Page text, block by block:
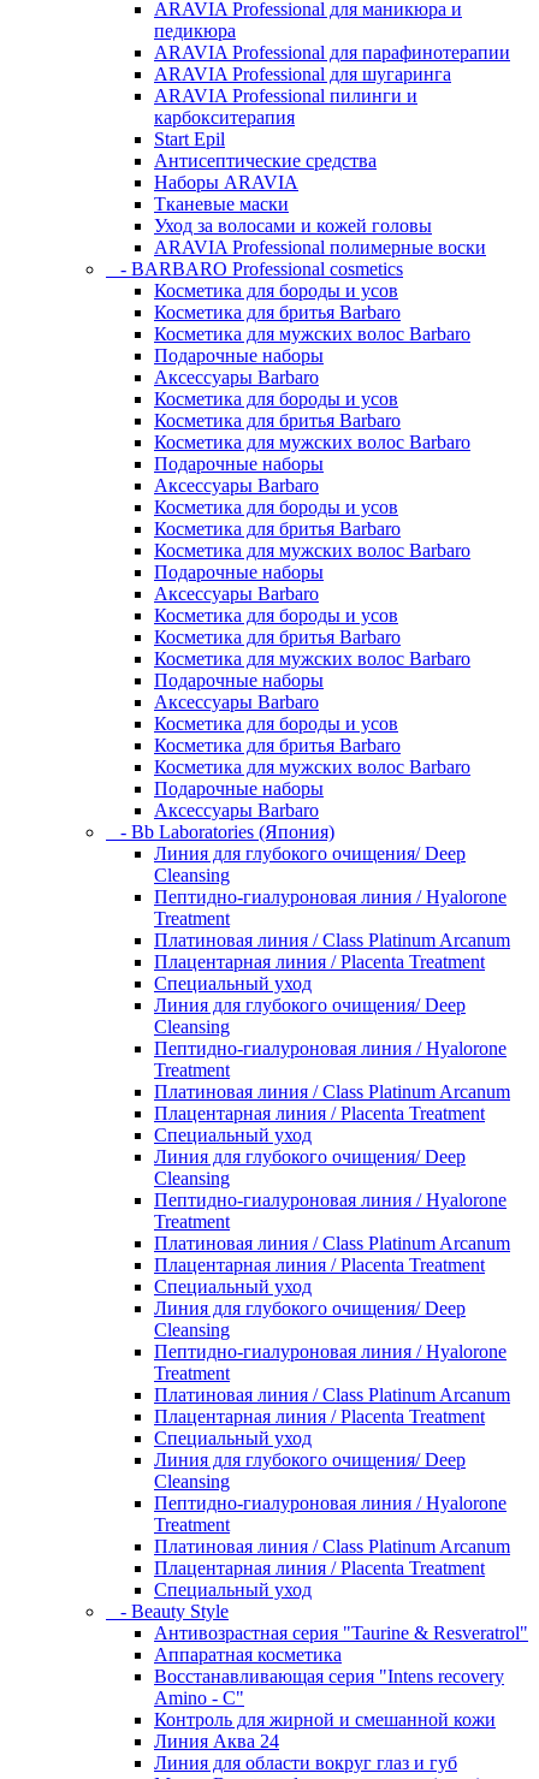
ARAVIA Professional для маникюра и
педикюра
ARAVIA Professional для парафинотерапии
ARAVIA Professional для шугаринга
ARAVIA Professional пилинги и
карбокситерапия
Start Epil
Антисептические средства
Наборы ARAVIA
Тканевые маски
Уход за волосами и кожей головы
ARAVIA Professional полимерные воски
- BARBARO Professional cosmetics
Косметика для бороды и усов
Косметика для бритья Barbaro
Косметика для мужских волос Barbaro
Подарочные наборы
Аксессуары Barbaro
Косметика для бороды и усов
Косметика для бритья Barbaro
Косметика для мужских волос Barbaro
Подарочные наборы
Аксессуары Barbaro
Косметика для бороды и усов
Косметика для бритья Barbaro
Косметика для мужских волос Barbaro
Подарочные наборы
Аксессуары Barbaro
Косметика для бороды и усов
Косметика для бритья Barbaro
Косметика для мужских волос Barbaro
Подарочные наборы
Аксессуары Barbaro
Косметика для бороды и усов
Косметика для бритья Barbaro
Косметика для мужских волос Barbaro
Подарочные наборы
Аксессуары Barbaro
- Bb Laboratories (Япония)
Линия для глубокого очищения/ Deep
Cleansing
Пептидно-гиалуроновая линия / Hyalorone
Treatment
Платиновая линия / Class Platinum Arcanum
Плацентарная линия / Placenta Treatment
Специальный уход
Линия для глубокого очищения/ Deep
Cleansing
Пептидно-гиалуроновая линия / Hyalorone
Treatment
Платиновая линия / Class Platinum Arcanum
Плацентарная линия / Placenta Treatment
Специальный уход
Линия для глубокого очищения/ Deep
Cleansing
Пептидно-гиалуроновая линия / Hyalorone
Treatment
Платиновая линия / Class Platinum Arcanum
Плацентарная линия / Placenta Treatment
Специальный уход
Линия для глубокого очищения/ Deep
Cleansing
Пептидно-гиалуроновая линия / Hyalorone
Treatment
Платиновая линия / Class Platinum Arcanum
Плацентарная линия / Placenta Treatment
Специальный уход
Линия для глубокого очищения/ Deep
Cleansing
Пептидно-гиалуроновая линия / Hyalorone
Treatment
Платиновая линия / Class Platinum Arcanum
Плацентарная линия / Placenta Treatment
Специальный уход
- Beauty Style
Антивозрастная серия "Taurine & Resveratrol"
Аппаратная косметика
Восстанавливающая серия "Intens recovery
Amino - C"
Контроль для жирной и смешанной кожи
Линия Аква 24
Линия для области вокруг глаз и губ